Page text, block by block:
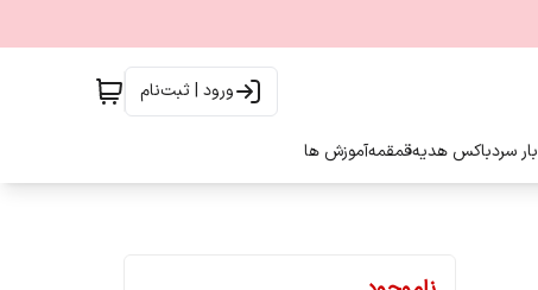
ورود | ثبت‌نام
بار سردباکس هدیهقمقمهآموزش ها